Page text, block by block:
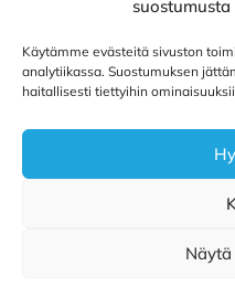
suostumusta
Käytämme evästeitä sivuston
analytiikassa. Suostumuksen
haitallisesti tiettyihin